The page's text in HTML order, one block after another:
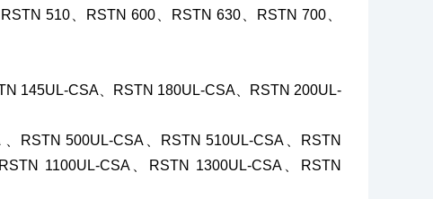
510、RSTN 600、RSTN 630、RSTN 700、
145UL-CSA、RSTN 180UL-CSA、RSTN 200UL-
RSTN 500UL-CSA、RSTN 510UL-CSA、RSTN
1100UL-CSA、RSTN 1300UL-CSA、RSTN